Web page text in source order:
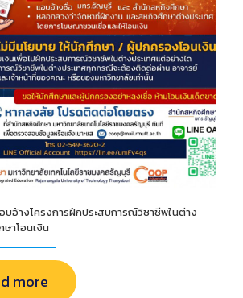
บอ้างโครงการฝึกประสบการณ์วิชาชีพในต่าง
าโอนเงิน
more